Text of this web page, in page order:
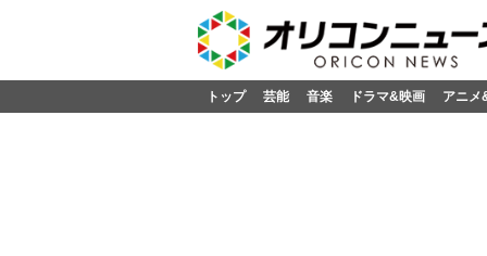
トップ 芸能 音楽 ドラマ&映画 アニメ